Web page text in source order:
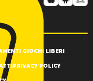
GIOCHI LIBERI
PRIVACY POLICY